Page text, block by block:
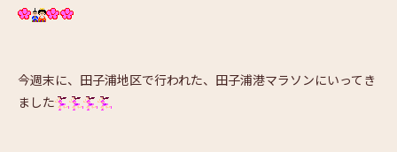
今週末に、田子浦地区で行われた、田子浦港マラソンにいってき
ました